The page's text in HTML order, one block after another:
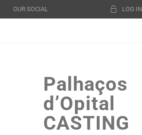
OUR SOCIAL LOG IN
Palhaços
d’Opital
CASTING